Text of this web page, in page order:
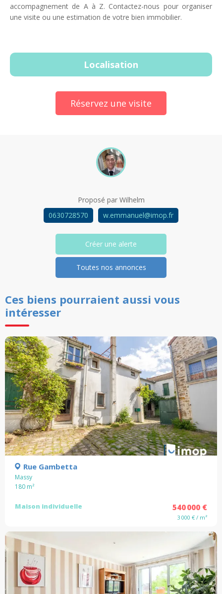
accompagnement de A à Z. Contactez-nous pour organiser
une visite ou une estimation de votre bien immobilier.
Localisation
Réservez une visite
Proposé par Wilhelm
0630728570
w.emmanuel@imop.fr
Créer une alerte
Toutes nos annonces
Ces biens pourraient aussi vous
intéresser
Rue Gambetta
Massy
180 m²
Maison individuelle 540 000 €
3 000 € / m²